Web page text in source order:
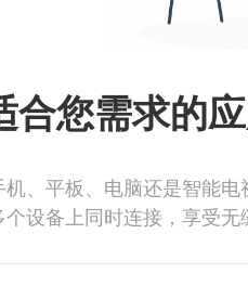
合您需求的
、平板、电脑还是智能电
设备上同时连接，享受无